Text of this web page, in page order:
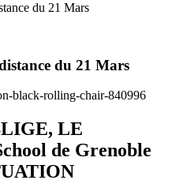
du 21 Mars
du 21 Mars
LE
de Grenoble